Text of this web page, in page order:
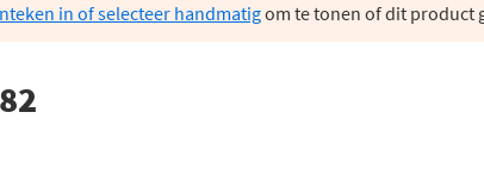
in of selecteer handmatigom te tonen of dit product